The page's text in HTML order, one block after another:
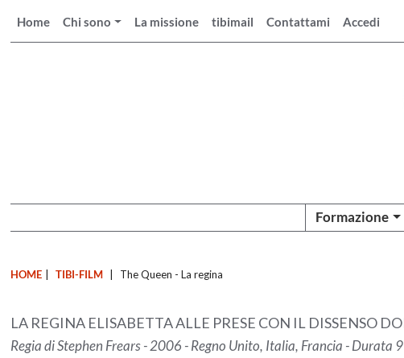
Home Chi sono La missione tibimail Contattami Accedi
Formazione
HOME TIBI-FILM The Queen - La regina
LA REGINA ELISABETTA ALLE PRESE CON IL DISSENSO
Regia di Stephen Frears - 2006 - Regno Unito, Italia, Francia - Durata